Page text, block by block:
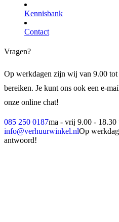
Kennisbank
Contact
Vragen?
Op werkdagen zijn wij van 9.00
bereiken. Je kunt ons ook een e-
onze online chat!
085 250 0187ma - vrij 9.00 - 18.30
info@verhuurwinkel.nlOp
antwoord!